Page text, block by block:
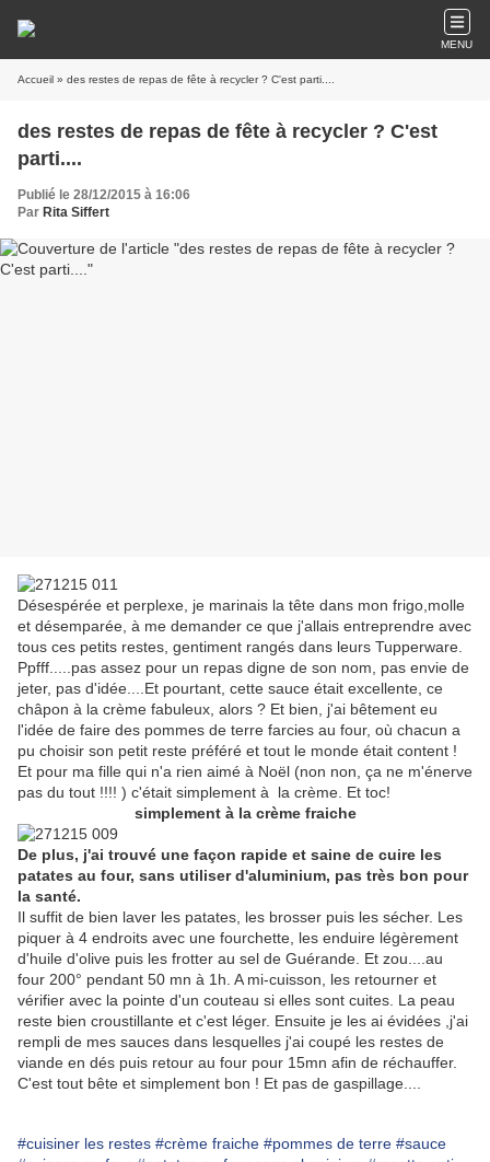
MENU
Accueil » des restes de repas de fête à recycler ? C'est parti....
des restes de repas de fête à recycler ? C'est
parti....
Publié le 28/12/2015 à 16:06
Par Rita Siffert
Désespérée et perplexe, je marinais la tête dans mon frigo,molle
et désemparée, à me demander ce que j'allais entreprendre avec
tous ces petits restes, gentiment rangés dans leurs Tupperware.
Ppfff.....pas assez pour un repas digne de son nom, pas envie de
jeter, pas d'idée....Et pourtant, cette sauce était excellente, ce
châpon à la crème fabuleux, alors ? Et bien, j'ai bêtement eu
l'idée de faire des pommes de terre farcies au four, où chacun a
pu choisir son petit reste préféré et tout le monde était content !
Et pour ma fille qui n'a rien aimé à Noël (non non, ça ne m'énerve
pas du tout !!!! ) c'était simplement à la crème. Et toc!
simplement à la crème fraiche
De plus, j'ai trouvé une façon rapide et saine de cuire les
patates au four, sans utiliser d'aluminium, pas très bon pour
la santé.
Il suffit de bien laver les patates, les brosser puis les sécher. Les
piquer à 4 endroits avec une fourchette, les enduire légèrement
d'huile d'olive puis les frotter au sel de Guérande. Et zou....au
four 200° pendant 50 mn à 1h. A mi-cuisson, les retourner et
vérifier avec la pointe d'un couteau si elles sont cuites. La peau
reste bien croustillante et c'est léger. Ensuite je les ai évidées ,j'ai
rempli de mes sauces dans lesquelles j'ai coupé les restes de
viande en dés puis retour au four pour 15mn afin de réchauffer.
C'est tout bête et simplement bon ! Et pas de gaspillage....
#cuisiner les restes #crème fraiche #pommes de terre #sauce